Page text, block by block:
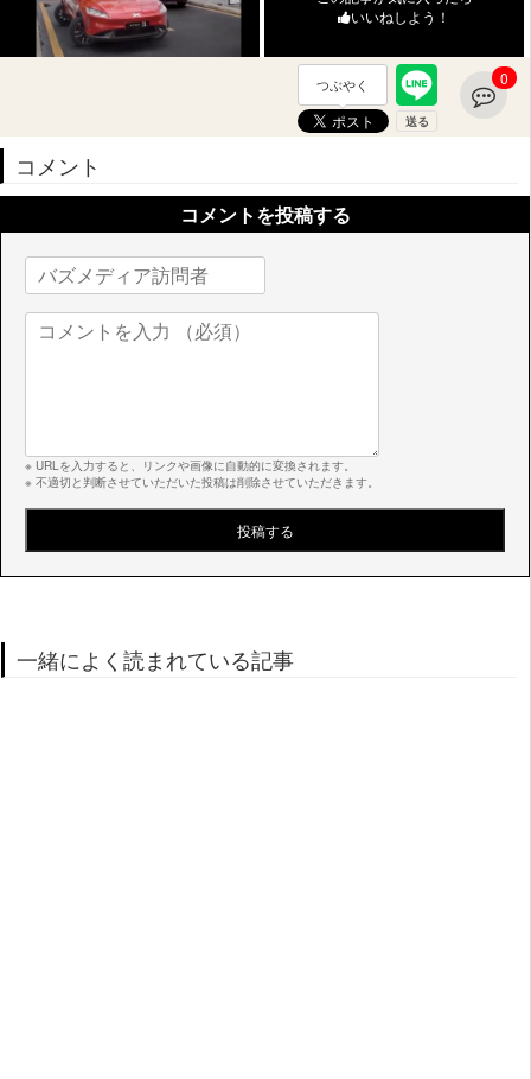
いいねしよう！
つぶやく
コメント
0
コメントを投稿する
※ URLを入力すると、リンクや画像に自動的に変換されます。
※ 不適切と判断させていただいた投稿は削除させていただきます。
一緒によく読まれている記事